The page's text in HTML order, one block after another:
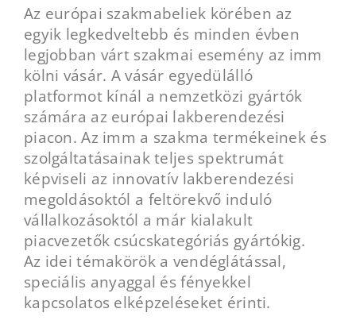
Az európai szakmabeliek körében az
egyik legkedveltebb és minden évben
legjobban várt szakmai esemény az imm
kölni vásár. A vásár egyedülálló
platformot kínál a nemzetközi gyártók
számára az európai lakberendezési
piacon. Az imm a szakma termékeinek és
szolgáltatásainak teljes spektrumát
képviseli az innovatív lakberendezési
megoldásoktól a feltörekvő induló
vállalkozásoktól a már kialakult
piacvezetők csúcskategóriás gyártókig.
Az idei témakörök a vendéglátással,
speciális anyaggal és fényekkel
kapcsolatos elképzeléseket érinti.